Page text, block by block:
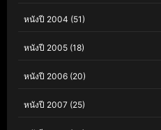
หนังปี 2004 (51)
หนังปี 2005 (18)
หนังปี 2006 (20)
หนังปี 2007 (25)